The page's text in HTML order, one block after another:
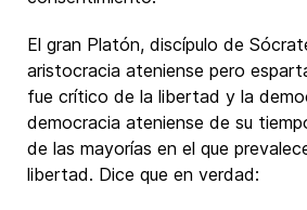
El gran Platón, discípulo de
aristocracia ateniense pero
fue crítico de la libertad y la
democracia ateniense de su
de las mayorías en el que
libertad. Dice que en verdad: